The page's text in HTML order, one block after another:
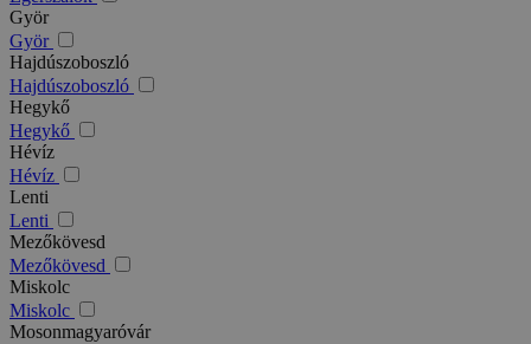
Györ
Györ
Hajdúszoboszló
Hajdúszoboszló
Hegykő
Hegykő
Hévíz
Hévíz
Lenti
Lenti
Mezőkövesd
Mezőkövesd
Miskolc
Miskolc
Mosonmagyaróvár